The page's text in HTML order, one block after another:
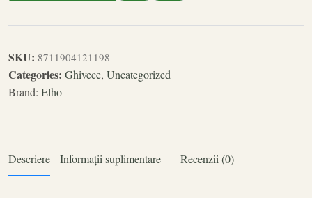
SKU: 8711904121198
Categories: Ghivece, Uncategorized
Brand: Elho
Descriere Informații suplimentare Recenzii (0)